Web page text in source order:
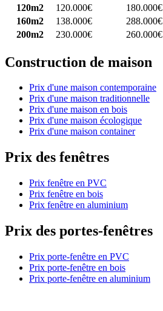
120m2
120.000€ 180.000€
160m2
138.000€ 288.000€
200m2
230.000€ 260.000€
Construction de maison
Prix d'une maison contemporaine
Prix d'une maison traditionnelle
Prix d'une maison en bois
Prix d'une maison écologique
Prix d'une maison container
Prix des fenêtres
Prix fenêtre en PVC
Prix fenêtre en bois
Prix fenêtre en aluminium
Prix des portes-fenêtres
Prix porte-fenêtre en PVC
Prix porte-fenêtre en bois
Prix porte-fenêtre en aluminium